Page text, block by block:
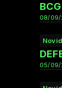
08/09/
05/09/